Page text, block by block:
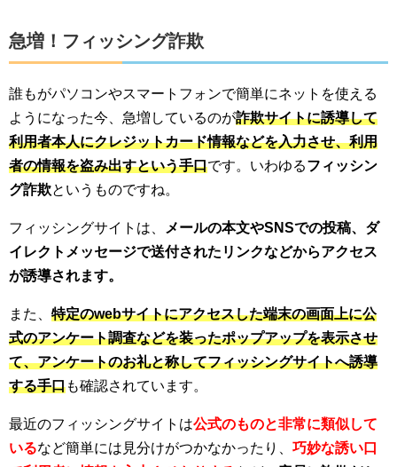
急増！フィッシング詐欺
誰もがパソコンやスマートフォンで簡単にネットを使える
ようになった今、急増しているのが詐欺サイトに誘導して
利用者本人にクレジットカード情報などを入力させ、利用
者の情報を盗み出すという手口です。いわゆるフィッシン
グ詐欺というものですね。
フィッシングサイトは、
メールの本文やSNSでの投稿、ダ
イレクトメッセージで送付されたリンクなどからアクセス
が誘導されます。
また、 特定のwebサイトにアクセスした端末の画面上に公
式のアンケート調査などを装ったポップアップを表示させ
て、アンケートのお礼と称してフィッシングサイトへ誘導
する手口も確認されています。
最近のフィッシングサイトは公式のものと非常に類似して
いるなど簡単には見分けがつかなかったり、 巧妙な誘い口